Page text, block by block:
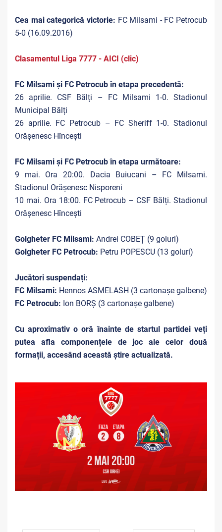
Cea mai categorică victorie: FC Milsami - FC Petrocub
5-0 (16.09.2016)
Clasamentul Liga 7777 - AICI (clic)
FC Milsami și FC Petrocub în etapa precedentă:
26 aprilie. CSF Bălți – FC Milsami 1-0. Stadionul
Municipal Bălți
26 aprilie. FC Petrocub – FC Sheriff 1-0. Stadionul
Orășenesc Hîncești
FC Milsami și FC Petrocub în etapa următoare:
9 mai. Ora 20:00. Dacia Buiucani – FC Milsami.
Stadionul Orășenesc Nisporeni
10 mai. Ora 18:00. FC Petrocub – CSF Bălți. Stadionul
Orășenesc Hîncești
Golgheter FC Milsami: Andrei COBEȚ (9 goluri)
Golgheter FC Petrocub: Petru POPESCU (13 goluri)
Jucători suspendați:
FC Milsami: Hennos ASMELASH (3 cartonașe galbene)
FC Petrocub: Ion BORȘ (3 cartonașe galbene)
Cu aproximativ o oră înainte de startul partidei veți
putea afla componențele de joc ale celor două
formații, accesând această știre actualizată.